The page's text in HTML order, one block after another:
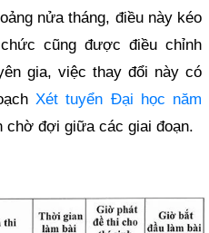
nửa tháng, điều này kéo
cũng được điều chỉnh
gia, việc thay đổi này có
Xét tuyển Đại học năm
chờ đợi giữa các giai đoạn.